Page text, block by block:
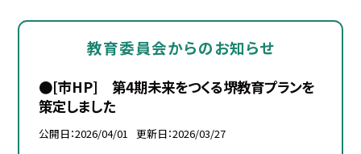
教育委員会からのお知らせ
●[市HP] 第4期未来をつくる堺教育プランを
策定しました
公開日 2026/04/01 更新日 2026/03/27